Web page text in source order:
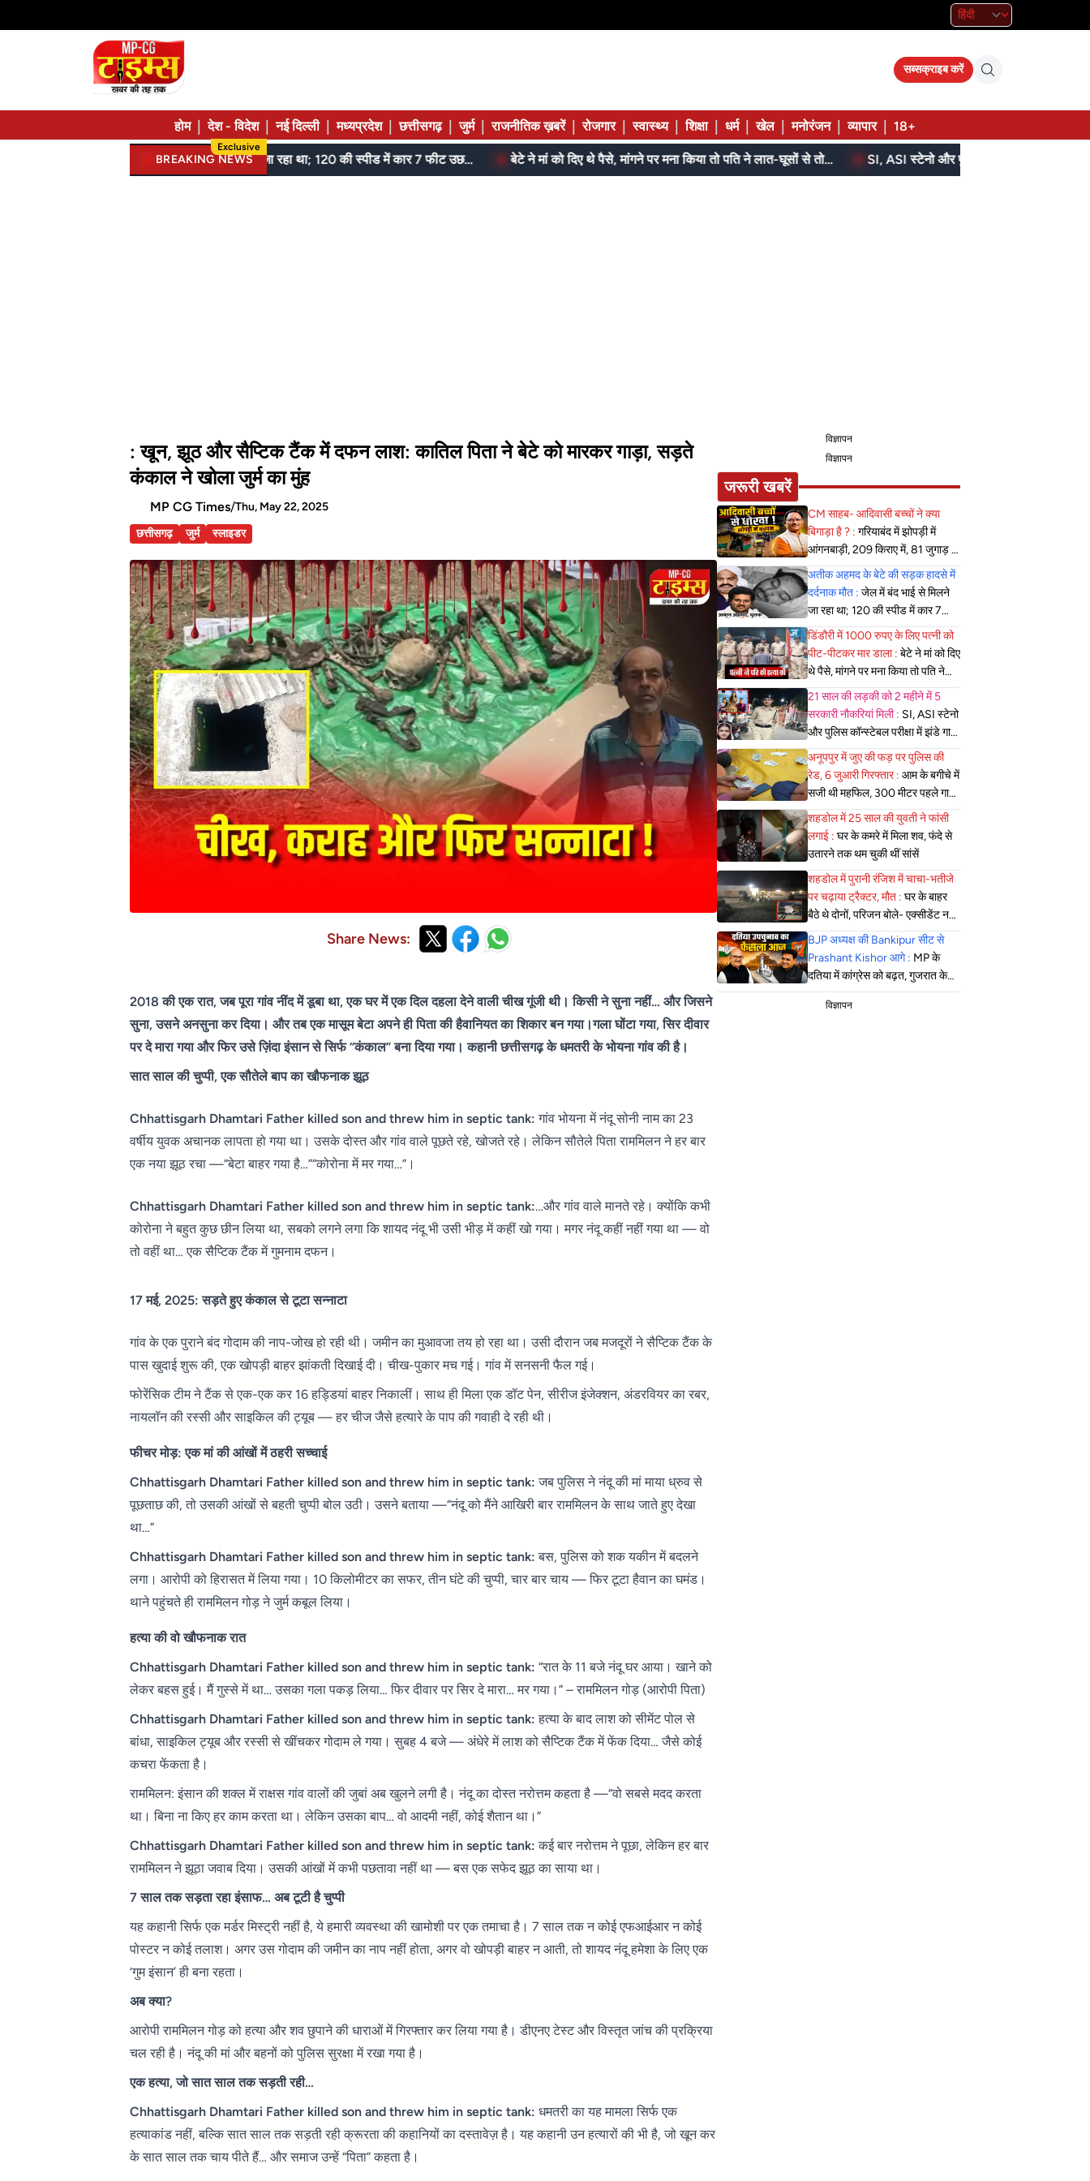
सब्सक्राइब करें
होम देश - विदेश नई दिल्ली मध्यप्रदेश छत्तीसगढ़ जुर्म राजनीतिक ख़बरें रोजगार स्वास्थ्य शिक्षा धर्म खेल मनोरंजन व्यापार 18+
BREAKING NEWS
Exclusive
जेल में बंद भाई से मिलने जा रहा था; 120 की स्पीड में कार 7 फीट उछली, दम तोड़ने से पहले बोला- मुझे बचा लो... बेटे ने मां को दिए थे पैसे, मांगने पर मना किया तो पति ने लात-घूसों से तोड़ी तिल्ली; गिरफ्तार
: खून, झूठ और सैप्टिक टैंक में दफन लाश: कातिल पिता ने बेटे को मारकर गाड़ा, सड़ते
कंकाल ने खोला जुर्म का मुंह
MP CG Times/Thu, May 22, 2025
छत्तीसगढ़
जुर्म स्लाइडर
Share News:
2018 की एक रात, जब पूरा गांव नींद में डूबा था, एक घर में एक दिल दहला देने वाली चीख गूंजी थी। किसी ने सुना नहीं… और जिसने
सुना, उसने अनसुना कर दिया। और तब एक मासूम बेटा अपने ही पिता की हैवानियत का शिकार बन गया।गला घोंटा गया, सिर दीवार
पर दे मारा गया और फिर उसे ज़िंदा इंसान से सिर्फ “कंकाल” बना दिया गया। कहानी छत्तीसगढ़ के धमतरी के भोयना गांव की है।
सात साल की चुप्पी, एक सौतेले बाप का खौफनाक झूठ
Chhattisgarh Dhamtari Father killed son and threw him in septic tank: गांव भोयना में नंदू सोनी नाम का 23
वर्षीय युवक अचानक लापता हो गया था। उसके दोस्त और गांव वाले पूछते रहे, खोजते रहे। लेकिन सौतेले पिता राममिलन ने हर बार
एक नया झूठ रचा —“बेटा बाहर गया है…”“कोरोना में मर गया…”।
Chhattisgarh Dhamtari Father killed son and threw him in septic tank:…और गांव वाले मानते रहे। क्योंकि कभी
कोरोना ने बहुत कुछ छीन लिया था, सबको लगने लगा कि शायद नंदू भी उसी भीड़ में कहीं खो गया। मगर नंदू कहीं नहीं गया था — वो
तो वहीं था… एक सैप्टिक टैंक में गुमनाम दफन।
17 मई, 2025: सड़ते हुए कंकाल से टूटा सन्नाटा
गांव के एक पुराने बंद गोदाम की नाप-जोख हो रही थी। जमीन का मुआवजा तय हो रहा था। उसी दौरान जब मजदूरों ने सैप्टिक टैंक के
पास खुदाई शुरू की, एक खोपड़ी बाहर झांकती दिखाई दी। चीख-पुकार मच गई। गांव में सनसनी फैल गई।
फोरेंसिक टीम ने टैंक से एक-एक कर 16 हड्डियां बाहर निकालीं। साथ ही मिला एक डॉट पेन, सीरीज इंजेक्शन, अंडरवियर का रबर,
नायलॉन की रस्सी और साइकिल की ट्यूब — हर चीज जैसे हत्यारे के पाप की गवाही दे रही थी।
फीचर मोड़: एक मां की आंखों में ठहरी सच्चाई
Chhattisgarh Dhamtari Father killed son and threw him in septic tank: जब पुलिस ने नंदू की मां माया ध्रुव से
पूछताछ की, तो उसकी आंखों से बहती चुप्पी बोल उठी। उसने बताया —“नंदू को मैंने आखिरी बार राममिलन के साथ जाते हुए देखा
था…”
Chhattisgarh Dhamtari Father killed son and threw him in septic tank: बस, पुलिस को शक यकीन में बदलने
लगा। आरोपी को हिरासत में लिया गया। 10 किलोमीटर का सफर, तीन घंटे की चुप्पी, चार बार चाय — फिर टूटा हैवान का घमंड।
थाने पहुंचते ही राममिलन गोड़ ने जुर्म कबूल लिया।
हत्या की वो खौफनाक रात
Chhattisgarh Dhamtari Father killed son and threw him in septic tank: “रात के 11 बजे नंदू घर आया। खाने को
लेकर बहस हुई। मैं गुस्से में था… उसका गला पकड़ लिया… फिर दीवार पर सिर दे मारा… मर गया।” – राममिलन गोड़ (आरोपी पिता)
Chhattisgarh Dhamtari Father killed son and threw him in septic tank: हत्या के बाद लाश को सीमेंट पोल से
बांधा, साइकिल ट्यूब और रस्सी से खींचकर गोदाम ले गया। सुबह 4 बजे — अंधेरे में लाश को सैप्टिक टैंक में फेंक दिया… जैसे कोई
कचरा फेंकता है।
राममिलन: इंसान की शक्ल में राक्षस गांव वालों की जुबां अब खुलने लगी है। नंदू का दोस्त नरोत्तम कहता है —“वो सबसे मदद करता
था। बिना ना किए हर काम करता था। लेकिन उसका बाप… वो आदमी नहीं, कोई शैतान था।”
Chhattisgarh Dhamtari Father killed son and threw him in septic tank: कई बार नरोत्तम ने पूछा, लेकिन हर बार
राममिलन ने झूठा जवाब दिया। उसकी आंखों में कभी पछतावा नहीं था — बस एक सफेद झूठ का साया था।
7 साल तक सड़ता रहा इंसाफ… अब टूटी है चुप्पी
यह कहानी सिर्फ एक मर्डर मिस्ट्री नहीं है, ये हमारी व्यवस्था की खामोशी पर एक तमाचा है। 7 साल तक न कोई एफआईआर न कोई
पोस्टर न कोई तलाश। अगर उस गोदाम की जमीन का नाप नहीं होता, अगर वो खोपड़ी बाहर न आती, तो शायद नंदू हमेशा के लिए एक
‘गुम इंसान’ ही बना रहता।
अब क्या?
आरोपी राममिलन गोड़ को हत्या और शव छुपाने की धाराओं में गिरफ्तार कर लिया गया है। डीएनए टेस्ट और विस्तृत जांच की प्रक्रिया
चल रही है। नंदू की मां और बहनों को पुलिस सुरक्षा में रखा गया है।
एक हत्या, जो सात साल तक सड़ती रही…
Chhattisgarh Dhamtari Father killed son and threw him in septic tank: धमतरी का यह मामला सिर्फ एक
हत्याकांड नहीं, बल्कि सात साल तक सड़ती रही क्रूरता की कहानियों का दस्तावेज़ है। यह कहानी उन हत्यारों की भी है, जो खून कर
के सात साल तक चाय पीते हैं… और समाज उन्हें “पिता” कहता है।
विज्ञापन
विज्ञापन
जरूरी खबरें
CM साहब- आदिवासी बच्चों ने क्या
बिगाड़ा है ? : गरियाबंद में झोपड़ी में
आंगनबाड़ी, 209 किराए में, 81 जुगाड़ में
चल रहे, कमर तक बाढ़ पार कर रहे मासूम
अतीक अहमद के बेटे की सड़क हादसे में
दर्दनाक मौत : जेल में बंद भाई से मिलने
जा रहा था; 120 की स्पीड में कार 7
फीट उछली, दम तोड़ने से पहले बोला-
मुझे बचा लो...
डिंडौरी में 1000 रुपए के लिए पत्नी को
पीट-पीटकर मार डाला : बेटे ने मां को दिए
थे पैसे, मांगने पर मना किया तो पति ने
लात-घूसों से तोड़ी तिल्ली; गिरफ्तार
21 साल की लड़की को 2 महीने में 5
सरकारी नौकरियां मिली : SI, ASI स्टेनो
और पुलिस कॉन्स्टेबल परीक्षा में झंडे गाड़े,
लेकिन MBBS सीट नहीं मिला, पढ़िए
शहडोल संभाग के शुभांगी की कहा
अनूपपुर में जुए की फड़ पर पुलिस की
रेड, 6 जुआरी गिरफ्तार : आम के बगीचे में
सजी थी महफिल, 300 मीटर पहले गाड़ी
खड़ी कर पैदल पहुंची पुलिस
शहडोल में 25 साल की युवती ने फांसी
लगाई : घर के कमरे में मिला शव, फंदे से
उतारने तक थम चुकी थीं सांसें
शहडोल में पुरानी रंजिश में चाचा-भतीजे
पर चढ़ाया ट्रैक्टर, मौत : घर के बाहर
बैठे थे दोनों, परिजन बोले- एक्सीडेंट नहीं,
सोची-समझी हत्या; एसपी बोले- दबिश
जारी
BJP अध्यक्ष की Bankipur सीट से
Prashant Kishor आगे : MP के
दतिया में कांग्रेस को बढ़त, गुजरात के
मंजलपुर में भाजपा की जीत लगभग तय
विज्ञापन